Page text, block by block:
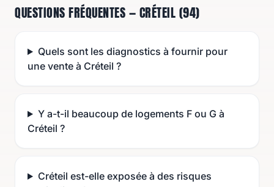
QUESTIONS FRÉQUENTES — CRÉTEIL (94)
Quels sont les diagnostics à fournir pour
une vente à Créteil ?
Y a-t-il beaucoup de logements F ou G à
Créteil ?
Créteil est-elle exposée à des risques